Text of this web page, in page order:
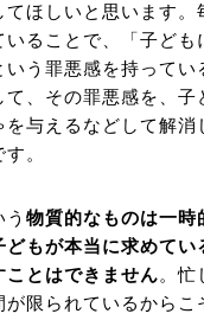
てほしいと思います。
いることで、「子ども
う罪悪感を持ってい
て、その罪悪感を、子
を与えるなどして解消
。
物質的なものは一時
どもが本当に求めてい
ことはできません。忙
が限られているからこ